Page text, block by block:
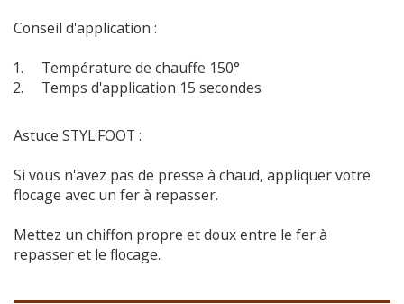
Conseil d'application :
Température de chauffe 150°
Temps d'application 15 secondes
Astuce STYL'FOOT :
Si vous n'avez pas de presse à chaud, appliquer votre
flocage avec un fer à repasser.
Mettez un chiffon propre et doux entre le fer à
repasser et le flocage.